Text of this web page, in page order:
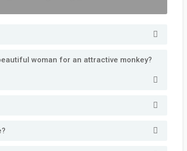
woman for an attractive monkey?